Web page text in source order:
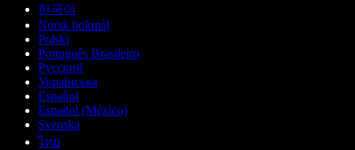
한국어
Norsk bokmål
Polski
Português Brasileiro
Русский
Українська
Español
Español (México)
Svenska
ไทย